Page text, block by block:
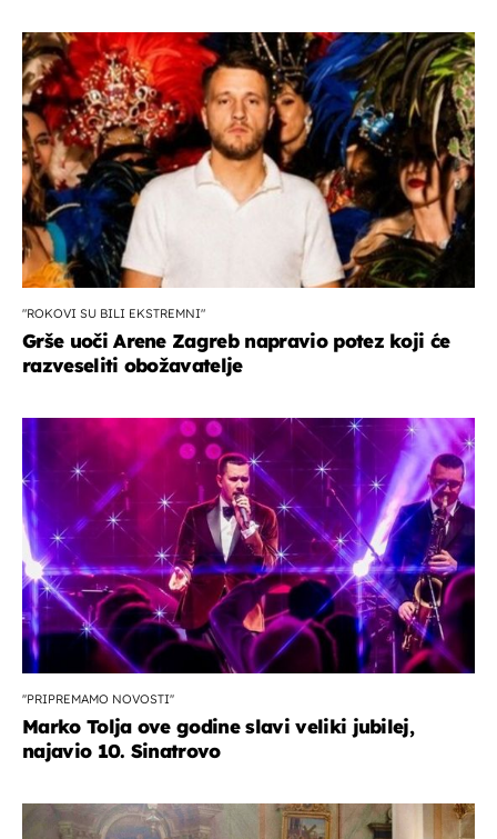
"ROKOVI SU BILI EKSTREMNI"
Grše uoči Arene Zagreb napravio potez koji će
razveseliti obožavatelje
''PRIPREMAMO NOVOSTI''
Marko Tolja ove godine slavi veliki jubilej,
najavio 10. Sinatrovo